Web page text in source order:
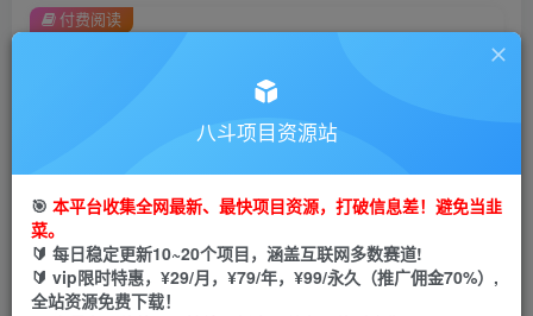
此内容为付费阅读，请付费后查看
金币9.9金币99
会员免费
您当前未登录！建议登陆后购买，可保存购买订单
付费阅读
八斗项目资源站
🎯 本平台收集全网最新、最快项目资源，打破信息差！避免当韭
菜。
🔰 每日稳定更新10~20个项目，涵盖互联网多数赛道!
🔰 vip限时特惠，¥29/月，¥79/年，¥99/永久（推广佣金70%）,
全站资源免费下载！